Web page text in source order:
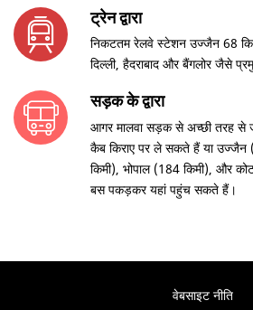
ट्रेन द्वारा
निकटतम रेलवे स्टेशन उज्जैन 68
दिल्ली, हैदराबाद और बैंगलोर जैसे
सड़क के द्वारा
आगर मालवा सड़क से अच्छी तरह
कैब किराए पर ले सकते हैं या उज्जैन
किमी), भोपाल (184 किमी), और
बस पकड़कर यहां पहुंच सकते हैं।
वेबसाइट नीति